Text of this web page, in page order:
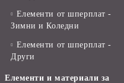
Елементи от шперплат -
Зимни и Коледни
Елементи от шперплат -
Други
Елементи и материали за